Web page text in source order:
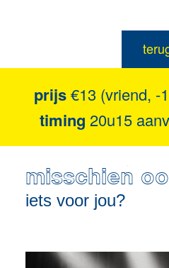
prijs€13 (vriend, -
timing 20u15
misschien
iets voor jou?